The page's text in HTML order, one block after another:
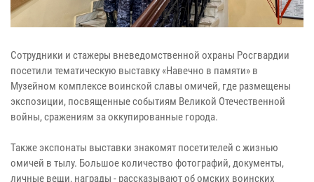
Сотрудники и стажеры вневедомственной охраны Росгвардии
посетили тематическую выставку «Навечно в памяти» в
Музейном комплексе воинской славы омичей, где размещены
экспозиции, посвященные событиям Великой Отечественной
войны, сражениям за оккупированные города.
Также экспонаты выставки знакомят посетителей с жизнью
омичей в тылу. Большое количество фотографий, документы,
личные вещи, награды - рассказывают об омских воинских